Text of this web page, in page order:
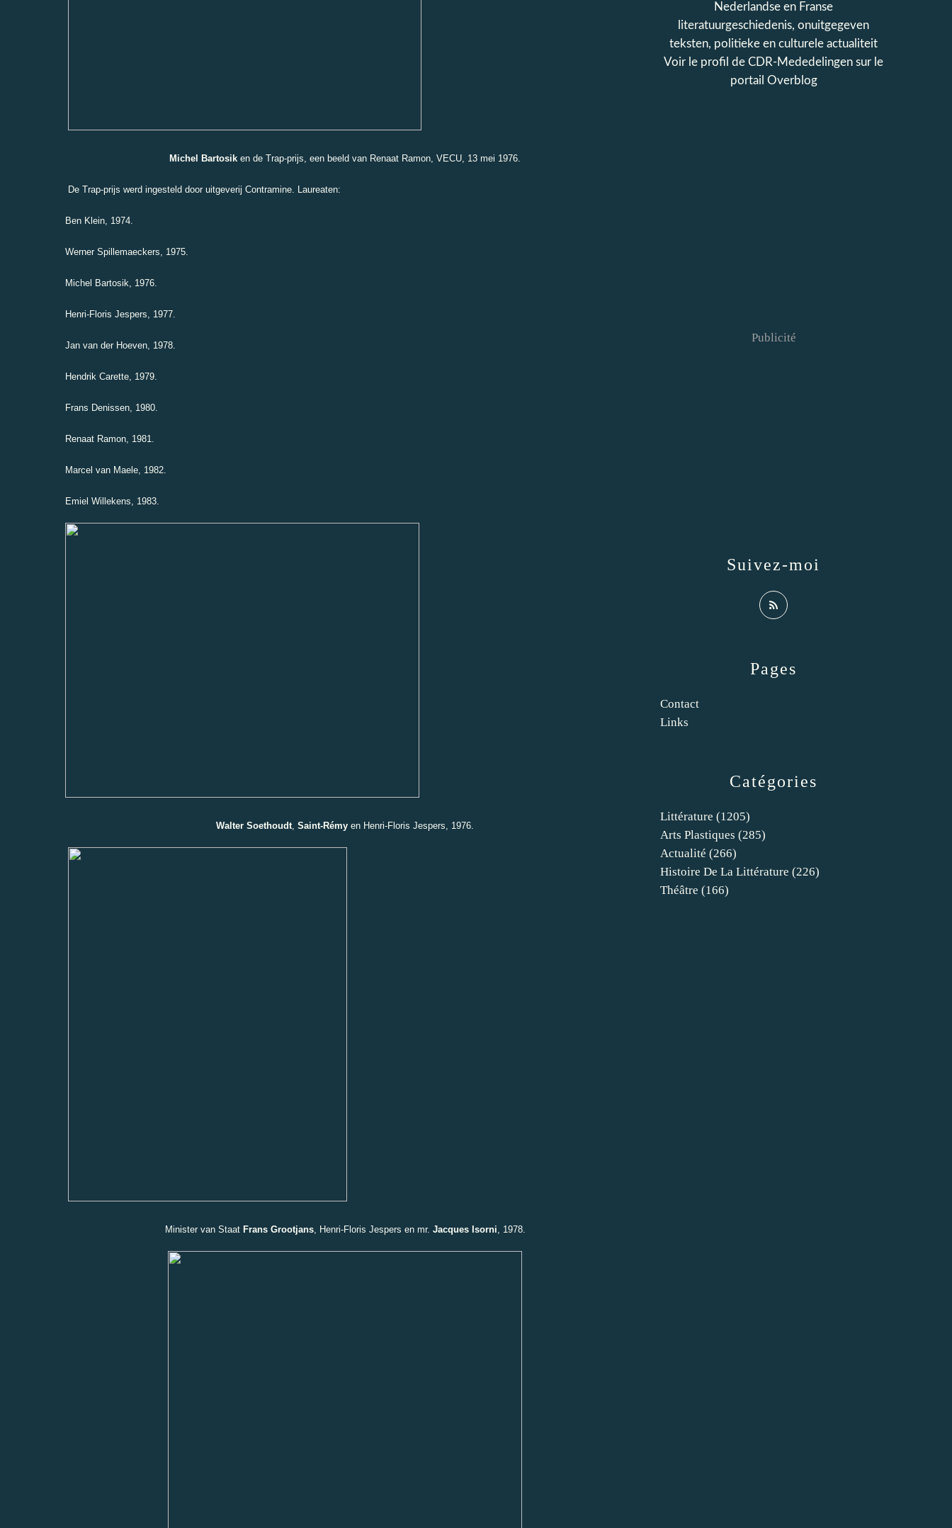
Michel Bartosik en de Trap-prijs, een beeld van Renaat Ramon, VECU, 13 mei 1976.
De Trap-prijs werd ingesteld door uitgeverij Contramine. Laureaten:
Ben Klein, 1974.
Werner Spillemaeckers, 1975.
Michel Bartosik, 1976.
Henri-Floris Jespers, 1977.
Jan van der Hoeven, 1978.
Hendrik Carette, 1979.
Frans Denissen, 1980.
Renaat Ramon, 1981.
Marcel van Maele, 1982.
Emiel Willekens, 1983.
Walter Soethoudt Saint-Rémy en Henri-Floris Jespers, 1976.
Minister van Staat Frans Grootjans, Henri-Floris Jespers en mr. Jacques Isorni , 1978.
Catégories
Littérature (1205)
Arts Plastiques (285)
Actualité (266)
Histoire De La Littérature (226)
Théâtre (166)
Pages
Contact
Links
Nederlandse en Franse
literatuurgeschiedenis, onuitgegeven
teksten, politieke en culturele actualiteit
Voir le profil de CDR-Mededelingen sur le
portail Overblog
Suivez-moi
Publicité